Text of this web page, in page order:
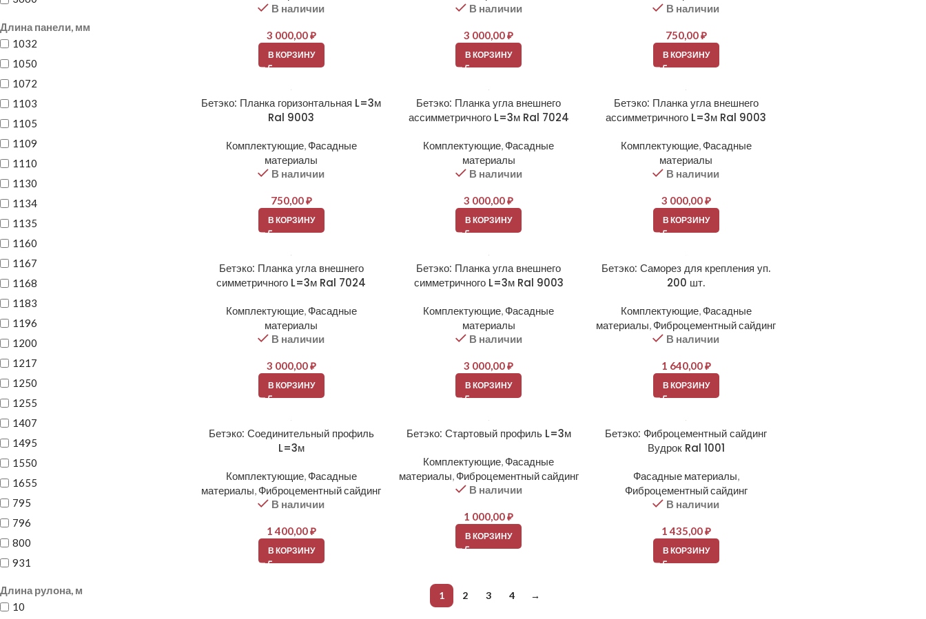
Длина панели, мм
1032
1050
1072
1103
1105
1109
1110
1130
1134
1135
1160
1167
1168
1183
1196
1200
1217
1250
1255
1407
1495
1550
1655
795
796
800
931
Длина рулона, м
10
В наличии
3 000,00₽
В КОРЗИНУ
В наличии
3 000,00₽
В КОРЗИНУ
В наличии
750,00₽
В КОРЗИНУ
Бетэко: Планка горизонтальная L=3м
Ral 9003
Комплектующие, Фасадные
материалы
В наличии
750,00₽
В КОРЗИНУ
Бетэко: Планка угла внешнего
ассимметричного L=3м Ral 7024
Комплектующие, Фасадные
материалы
В наличии
3 000,00₽
В КОРЗИНУ
Бетэко: Планка угла внешнего
ассимметричного L=3м Ral 9003
Комплектующие, Фасадные
материалы
В наличии
3 000,00₽
В КОРЗИНУ
Бетэко: Планка угла внешнего
симметричного L=3м Ral 7024
Комплектующие, Фасадные
материалы
В наличии
3 000,00₽
В КОРЗИНУ
Бетэко: Планка угла внешнего
симметричного L=3м Ral 9003
Комплектующие, Фасадные
материалы
В наличии
3 000,00₽
В КОРЗИНУ
Бетэко: Саморез для крепления уп.
200 шт.
Комплектующие, Фасадные
материалы, Фиброцементный сайдинг
В наличии
1 640,00₽
В КОРЗИНУ
Бетэко: Соединительный профиль
L=3м
Комплектующие, Фасадные
материалы, Фиброцементный сайдинг
В наличии
1 400,00₽
В КОРЗИНУ
Бетэко: Стартовый профиль L=3м
Комплектующие, Фасадные
материалы, Фиброцементный сайдинг
В наличии
1 000,00₽
В КОРЗИНУ
Бетэко: Фиброцементный сайдинг
Вудрок Ral 1001
Фасадные материалы,
Фиброцементный сайдинг
В наличии
1 435,00₽
В КОРЗИНУ
1 2 3 4 →